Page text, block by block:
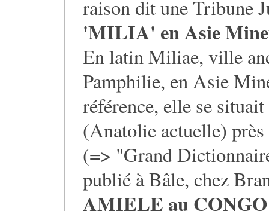
raison dit une Tribune
'MILIA' en Asie
En latin Miliae, ville
Pamphilie, en Asie
référence, elle se
(Anatolie actuelle)
(=> "Grand
publié à Bâle, chez
AMIELE au